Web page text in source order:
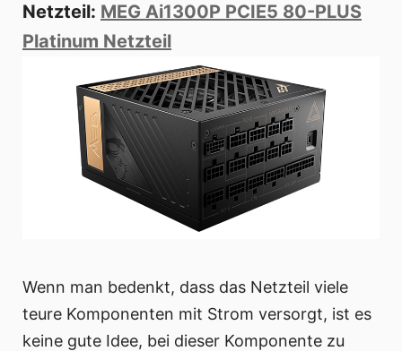
Netzteil: MEG Ai1300P PCIE5 80-PLUS
Platinum Netzteil
Wenn man bedenkt, dass das Netzteil viele
teure Komponenten mit Strom versorgt, ist es
keine gute Idee, bei dieser Komponente zu